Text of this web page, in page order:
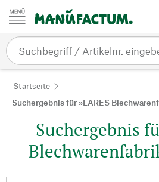
Zum Inhalt springen
Startseite
Suchergebnis für »LARES
Suchergebnis